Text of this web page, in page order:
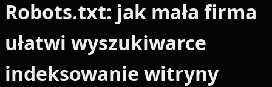
Robots.txt: jak mała firma
ułatwi wyszukiwarce
indeksowanie witryny